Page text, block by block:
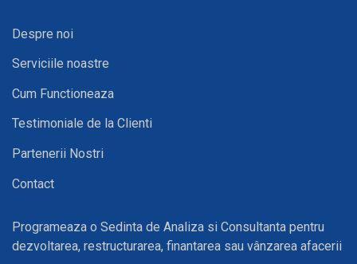
Despre noi
Serviciile noastre
Cum Functioneaza
Testimoniale de la Clienti
Partenerii Nostri
Contact
Programeaza o Sedinta de Analiza si Consultanta pentru
dezvoltarea, restructurarea, finantarea sau vânzarea afacerii